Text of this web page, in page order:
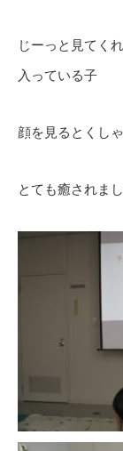
じーっと見てく
入っている子
顔を見るとくし
とても癒されまし